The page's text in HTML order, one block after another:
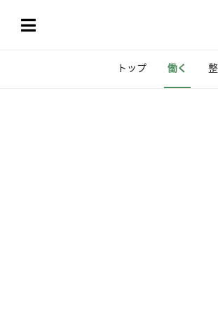
トップ 働く